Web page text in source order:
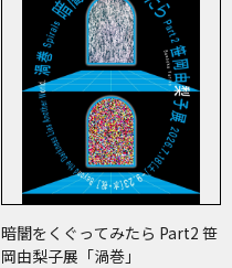
暗闇をくぐってみたら Part2 笹
岡由梨子展「渦巻」